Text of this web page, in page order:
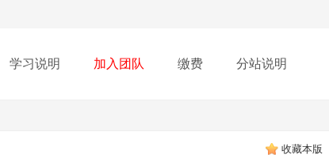
学习说明 加入团队 缴费 分站说明
收藏本版